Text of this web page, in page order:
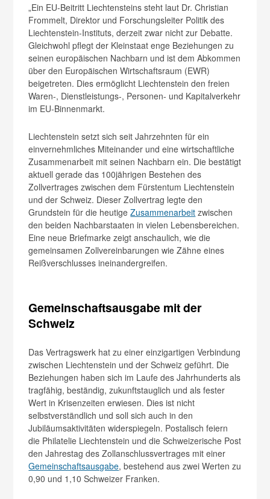
„Ein EU-Beitritt Liechtensteins steht laut Dr. Christian
Frommelt, Direktor und Forschungsleiter Politik des
Liechtenstein-Instituts, derzeit zwar nicht zur Debatte.
Gleichwohl pflegt der Kleinstaat enge Beziehungen zu
seinen europäischen Nachbarn und ist dem Abkommen
über den Europäischen Wirtschaftsraum (EWR)
beigetreten. Dies ermöglicht Liechtenstein den freien
Waren-, Dienstleistungs-, Personen- und Kapitalverkehr
im EU-Binnenmarkt.
Liechtenstein setzt sich seit Jahrzehnten für ein
einvernehmliches Miteinander und eine wirtschaftliche
Zusammenarbeit mit seinen Nachbarn ein. Die bestätigt
aktuell gerade das 100jährigen Bestehen des
Zollvertrages zwischen dem Fürstentum Liechtenstein
und der Schweiz. Dieser Zollvertrag legte den
Grundstein für die heutigeZusammenarbeit zwischen
den beiden Nachbarstaaten in vielen Lebensbereichen.
Eine neue Briefmarke zeigt anschaulich, wie die
gemeinsamen Zollvereinbarungen wie Zähne eines
Reißverschlusses ineinandergreifen.
Gemeinschaftsausgabe mit der
Schweiz
Das Vertragswerk hat zu einer einzigartigen Verbindung
zwischen Liechtenstein und der Schweiz geführt. Die
Beziehungen haben sich im Laufe des Jahrhunderts als
tragfähig, beständig, zukunftstauglich und als fester
Wert in Krisenzeiten erwiesen. Dies ist nicht
selbstverständlich und soll sich auch in den
Jubiläumsaktivitäten widerspiegeln. Postalisch feiern
die Philatelie Liechtenstein und die Schweizerische Post
den Jahrestag des Zollanschlussvertrages mit einer
Gemeinschaftsausgabe, bestehend aus zwei Werten zu
0,90 und 1,10 Schweizer Franken.